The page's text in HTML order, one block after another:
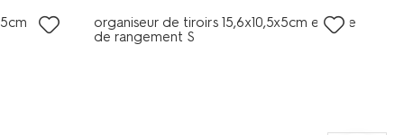
organiseur de tiroirs 15,6x10,5x5cm espace
de rangement S